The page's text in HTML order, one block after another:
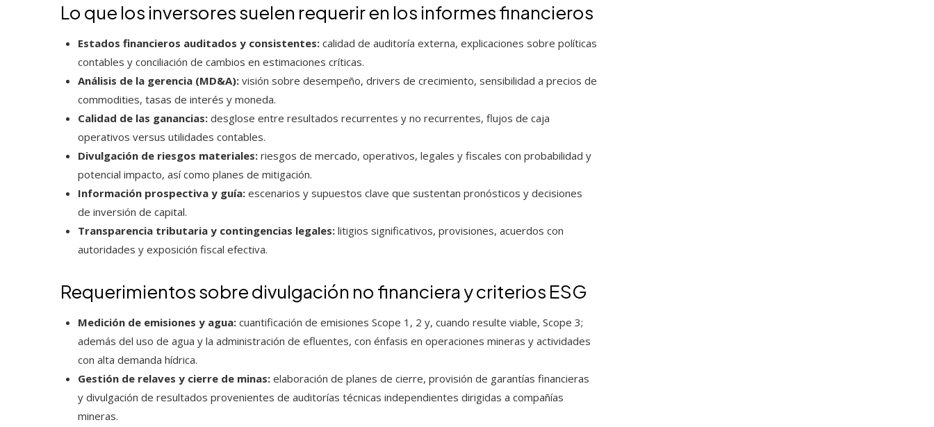
Lo que los inversores suelen requerir en los informes financieros
Estados financieros auditados y consistentes: calidad de auditoría externa, explicaciones sobre políticas
contables y conciliación de cambios en estimaciones críticas.
Análisis de la gerencia (MD&A): visión sobre desempeño, drivers de crecimiento, sensibilidad a precios de
commodities, tasas de interés y moneda.
Calidad de las ganancias: desglose entre resultados recurrentes y no recurrentes, flujos de caja
operativos versus utilidades contables.
Divulgación de riesgos materiales: riesgos de mercado, operativos, legales y fiscales con probabilidad y
potencial impacto, así como planes de mitigación.
Información prospectiva y guía: escenarios y supuestos clave que sustentan pronósticos y decisiones
de inversión de capital.
Transparencia tributaria y contingencias legales: litigios significativos, provisiones, acuerdos con
autoridades y exposición fiscal efectiva.
Requerimientos sobre divulgación no financiera y criterios ESG
Medición de emisiones y agua: cuantificación de emisiones Scope 1, 2 y, cuando resulte viable, Scope 3;
además del uso de agua y la administración de efluentes, con énfasis en operaciones mineras y actividades
con alta demanda hídrica.
Gestión de relaves y cierre de minas: elaboración de planes de cierre, provisión de garantías financieras
y divulgación de resultados provenientes de auditorías técnicas independientes dirigidas a compañías
mineras.